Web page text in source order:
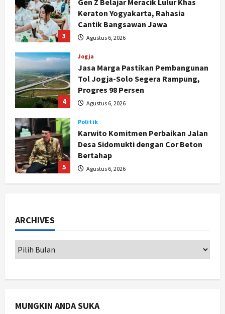
3
Gen Z Belajar Meracik Lulur Khas
Keraton Yogyakarta, Rahasia
Cantik Bangsawan Jawa
Agustus 6, 2026
4
Jogja
Jasa Marga Pastikan Pembangunan
Tol Jogja-Solo Segera Rampung,
Progres 98 Persen
Agustus 6, 2026
5
Politik
Karwito Komitmen Perbaikan Jalan
Desa Sidomukti dengan Cor Beton
Bertahap
Agustus 6, 2026
1
ARCHIVES
MUNGKIN ANDA SUKA